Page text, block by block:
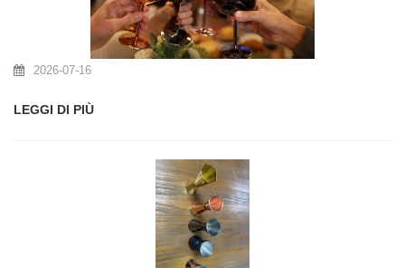
2026-07-16
LEGGI DI PIÙ